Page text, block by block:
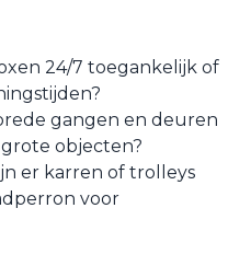
24/7 toegankelijk of
gangen en deuren
objecten?
er karren of trolleys
voor